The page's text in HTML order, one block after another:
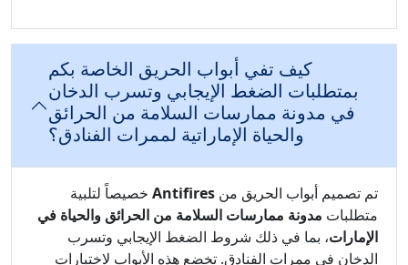
كيف تفي أبواب الحريق الخاصة بكم
بمتطلبات الضغط الإيجابي وتسرب الدخان
في مدونة ممارسات السلامة من الحرائق
والحياة الإماراتية لممرات الفنادق؟
تم تصميم أبواب الحريق من Antifires خصيصاً لتلبية
متطلبات مدونة ممارسات السلامة من الحرائق والحياة في
الإمارات، بما في ذلك شروط الضغط الإيجابي وتسرب
الدخان في ممرات الفنادق. تخضع هذه الأبواب لاختبارات